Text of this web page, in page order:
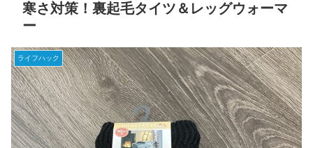
寒さ対策！裏起毛タイツ＆レッグウォーマ
ー
ライフハック